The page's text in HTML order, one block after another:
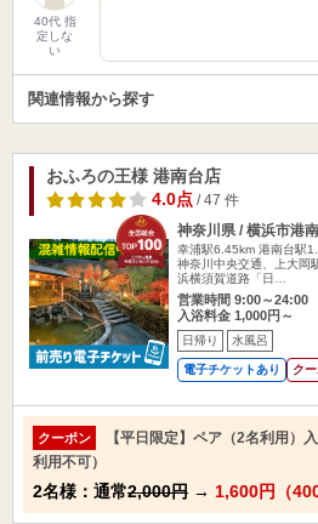
40代 指
定しな
い
関連情報から探す
おふろの王様 港南台店
4.0点/ 47 件
神奈川県 / 横浜市港
幸浦駅6.45km 港南台駅
神奈川中央交通、上大岡
浜横須賀道路「日…
営業時間 9:00～24:00
入浴料金 1,000円～
日帰り 水風呂
電子チケットあり ク
クーポン
【平日限定】ペア（2名利用）
利用不可）
2名様：通常2,000円 → 1,600円（